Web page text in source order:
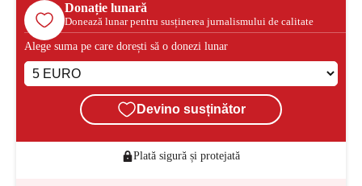
Donație lunară
Donează lunar pentru susținerea jurnalismului de calitate
Alege suma pe care dorești să o donezi lunar
Devino susținător
Plată sigură și protejată